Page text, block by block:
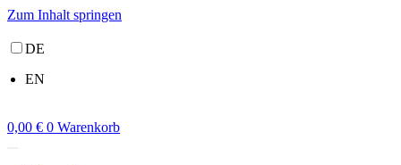
Zum Inhalt springen
DE
EN
0,00 € 0 Warenkorb